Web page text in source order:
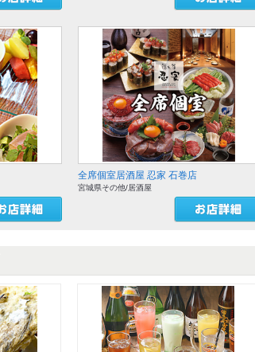
全席個室居酒屋 忍家 石巻店
宮城県その他/居酒屋